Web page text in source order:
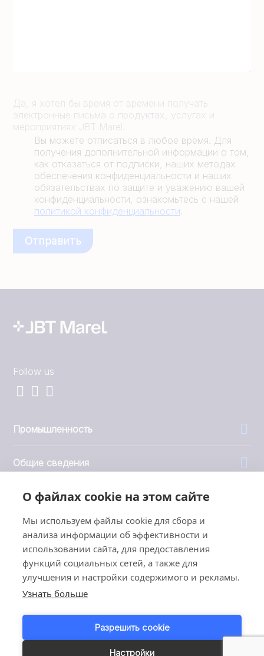
О файлах cookie на этом сайте
Мы используем файлы cookie для сбора и
анализа информации об эффективности и
использовании сайта, для предоставления
функций социальных сетей, а также для
улучшения и настройки содержимого и рекламы.
Узнать больше
Разрешить cookie
Настройки
Да, я хотел бы время от времени получать
электронные письма о продуктах, услугах и
мероприятиях JBT Marel.
Вы можете отписаться в любое время. Для
получения дополнительной информации о том,
как отказаться от подписки, наших методах
обеспечения конфиденциальности и наших
обязательствах по защите и уважению вашей
конфиденциальности, ознакомьтесь с нашей
политикой конфиденциальности.
Follow us
Промышленность
Общие сведения
Компания
1999 - 2026 © JBT Marel
Политика конфиденциальности
Customer Personal Data Protection Terms